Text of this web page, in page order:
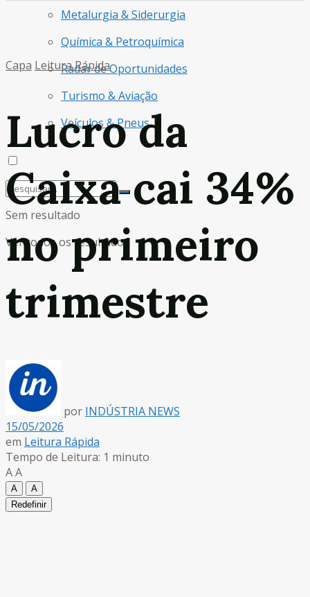
Metalurgia & Siderurgia
Química & Petroquímica
Radar de Oportunidades
Turismo & Aviação
Veículos & Pneus
Sem resultado
Ver todos os resultados
Capa Leitura Rápida
Lucro da
Caixa cai 34%
no primeiro
trimestre
por INDÚSTRIA NEWS
15/05/2026
em Leitura Rápida
Tempo de Leitura: 1 minuto
AA
A
A
Redefinir